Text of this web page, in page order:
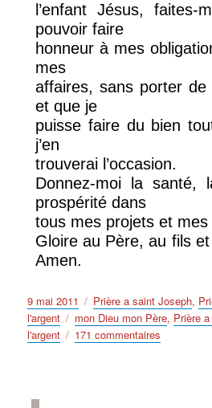
l’enfant Jésus,
pouvoir faire
honneur à mes
mes
affaires, sans porter
et que je
puisse faire du bien
j’en
trouverai l’occasion.
Donnez-moi la santé,
prospérité dans
tous mes projets et mes
Gloire au Père, au fils
Amen.
Publié
le
9 mai 2011 Catégories
Prière a saint Joseph,
l'argent
Étiquettes
mon Dieu mon Père, Prière
l'argent
171 commentaires